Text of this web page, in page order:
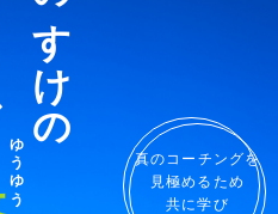
ゆうゆう
真のコーチングを
見極めるため
共に学び